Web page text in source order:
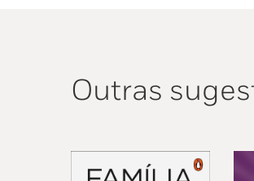
Outras